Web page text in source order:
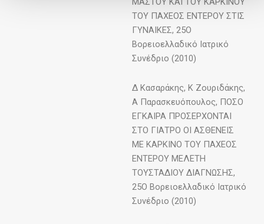
ΤΟΥ ΠΑΧΕΟΣ ΕΝΤΕΡΟΥ ΣΤΙΣ
ΓΥΝΑΙΚΕΣ, 25Ο
Βορειοελλαδικό Ιατρικό
Συνέδριο (2010)
Δ Κασαράκης, Κ Ζουριδάκης,
Α Παρασκευόπουλος, ΠΟΣΟ
ΕΓΚΑΙΡΑ ΠΡΟΣΕΡΧΟΝΤΑΙ
ΣΤΟ ΓΙΑΤΡΟ ΟΙ ΑΣΘΕΝΕΙΣ
ΜΕ ΚΑΡΚΙΝΟ ΤΟΥ ΠΑΧΕΟΣ
ΕΝΤΕΡΟΥ ΜΕΛΕΤΗ
ΤΟΥΣΤΑΔΙΟΥ ΔΙΑΓΝΩΣΗΣ,
25Ο Βορειοελλαδικό Ιατρικό
Συνέδριο (2010)